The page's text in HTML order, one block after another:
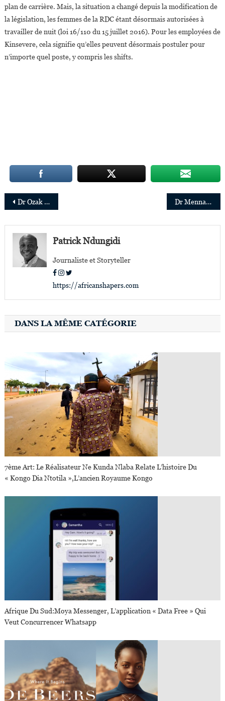
plan de carrière. Mais, la situation a changé depuis la modification de
la législation, les femmes de la RDC étant désormais autorisées à
travailler de nuit (loi 16/110 du 15 juillet 2016). Pour les employées de
Kinsevere, cela signifie qu’elles peuvent désormais postuler pour
n’importe quel poste, y compris les shifts.
Navigation
de
l’article
Dr Ozak Esu,29 ans,l’ingénieure qui conçoit des bâtiments intelligents Dr Menna Demessie, nouvelle Vice-Présidente d’Universal Music Group
Patrick Ndungidi
Journaliste et Storyteller
https://africanshapers.com
DANS LA MÊME CATÉGORIE
7ème Art: Le Réalisateur Ne Kunda Nlaba Relate L’histoire Du
« Kongo Dia Ntotila »,l’ancien Royaume Kongo
Afrique Du Sud:Moya Messenger, L’application « Data Free » Qui
Veut Concurrencer Whatsapp